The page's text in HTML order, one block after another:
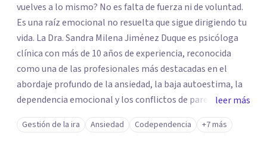
vuelves a lo mismo? No es falta de fuerza ni de voluntad.
Es una raíz emocional no resuelta que sigue dirigiendo tu
vida. La Dra. Sandra Milena Jiménez Duque es psicóloga
clínica con más de 10 años de experiencia, reconocida
como una de las profesionales más destacadas en el
abordaje profundo de la ansiedad, la baja autoestima, la
dependencia emocional y los conflictos de pareja. Ha
trabajado con pacientes en diferentes países,
acompañando procesos complejos. Su enfoque
leer más
Gestión de la ira Ansiedad Codependencia +7 más